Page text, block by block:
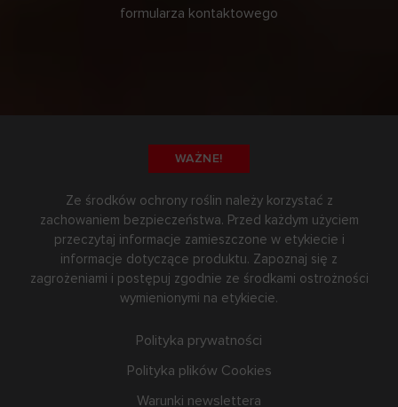
formularza kontaktowego
WAŻNE!
Ze środków ochrony roślin należy korzystać z
zachowaniem bezpieczeństwa. Przed każdym użyciem
przeczytaj informacje zamieszczone w etykiecie i
informacje dotyczące produktu. Zapoznaj się z
zagrożeniami i postępuj zgodnie ze środkami ostrożności
wymienionymi na etykiecie.
Polityka prywatności
Polityka plików Cookies
Warunki newslettera